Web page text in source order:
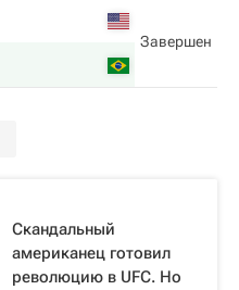
Завершен
Скандальный
американец готовил
революцию в UFC. Но